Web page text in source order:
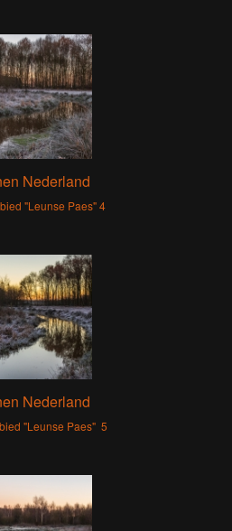
Nederland
"Leunse Paes" 4
Nederland
"Leunse Paes" 5